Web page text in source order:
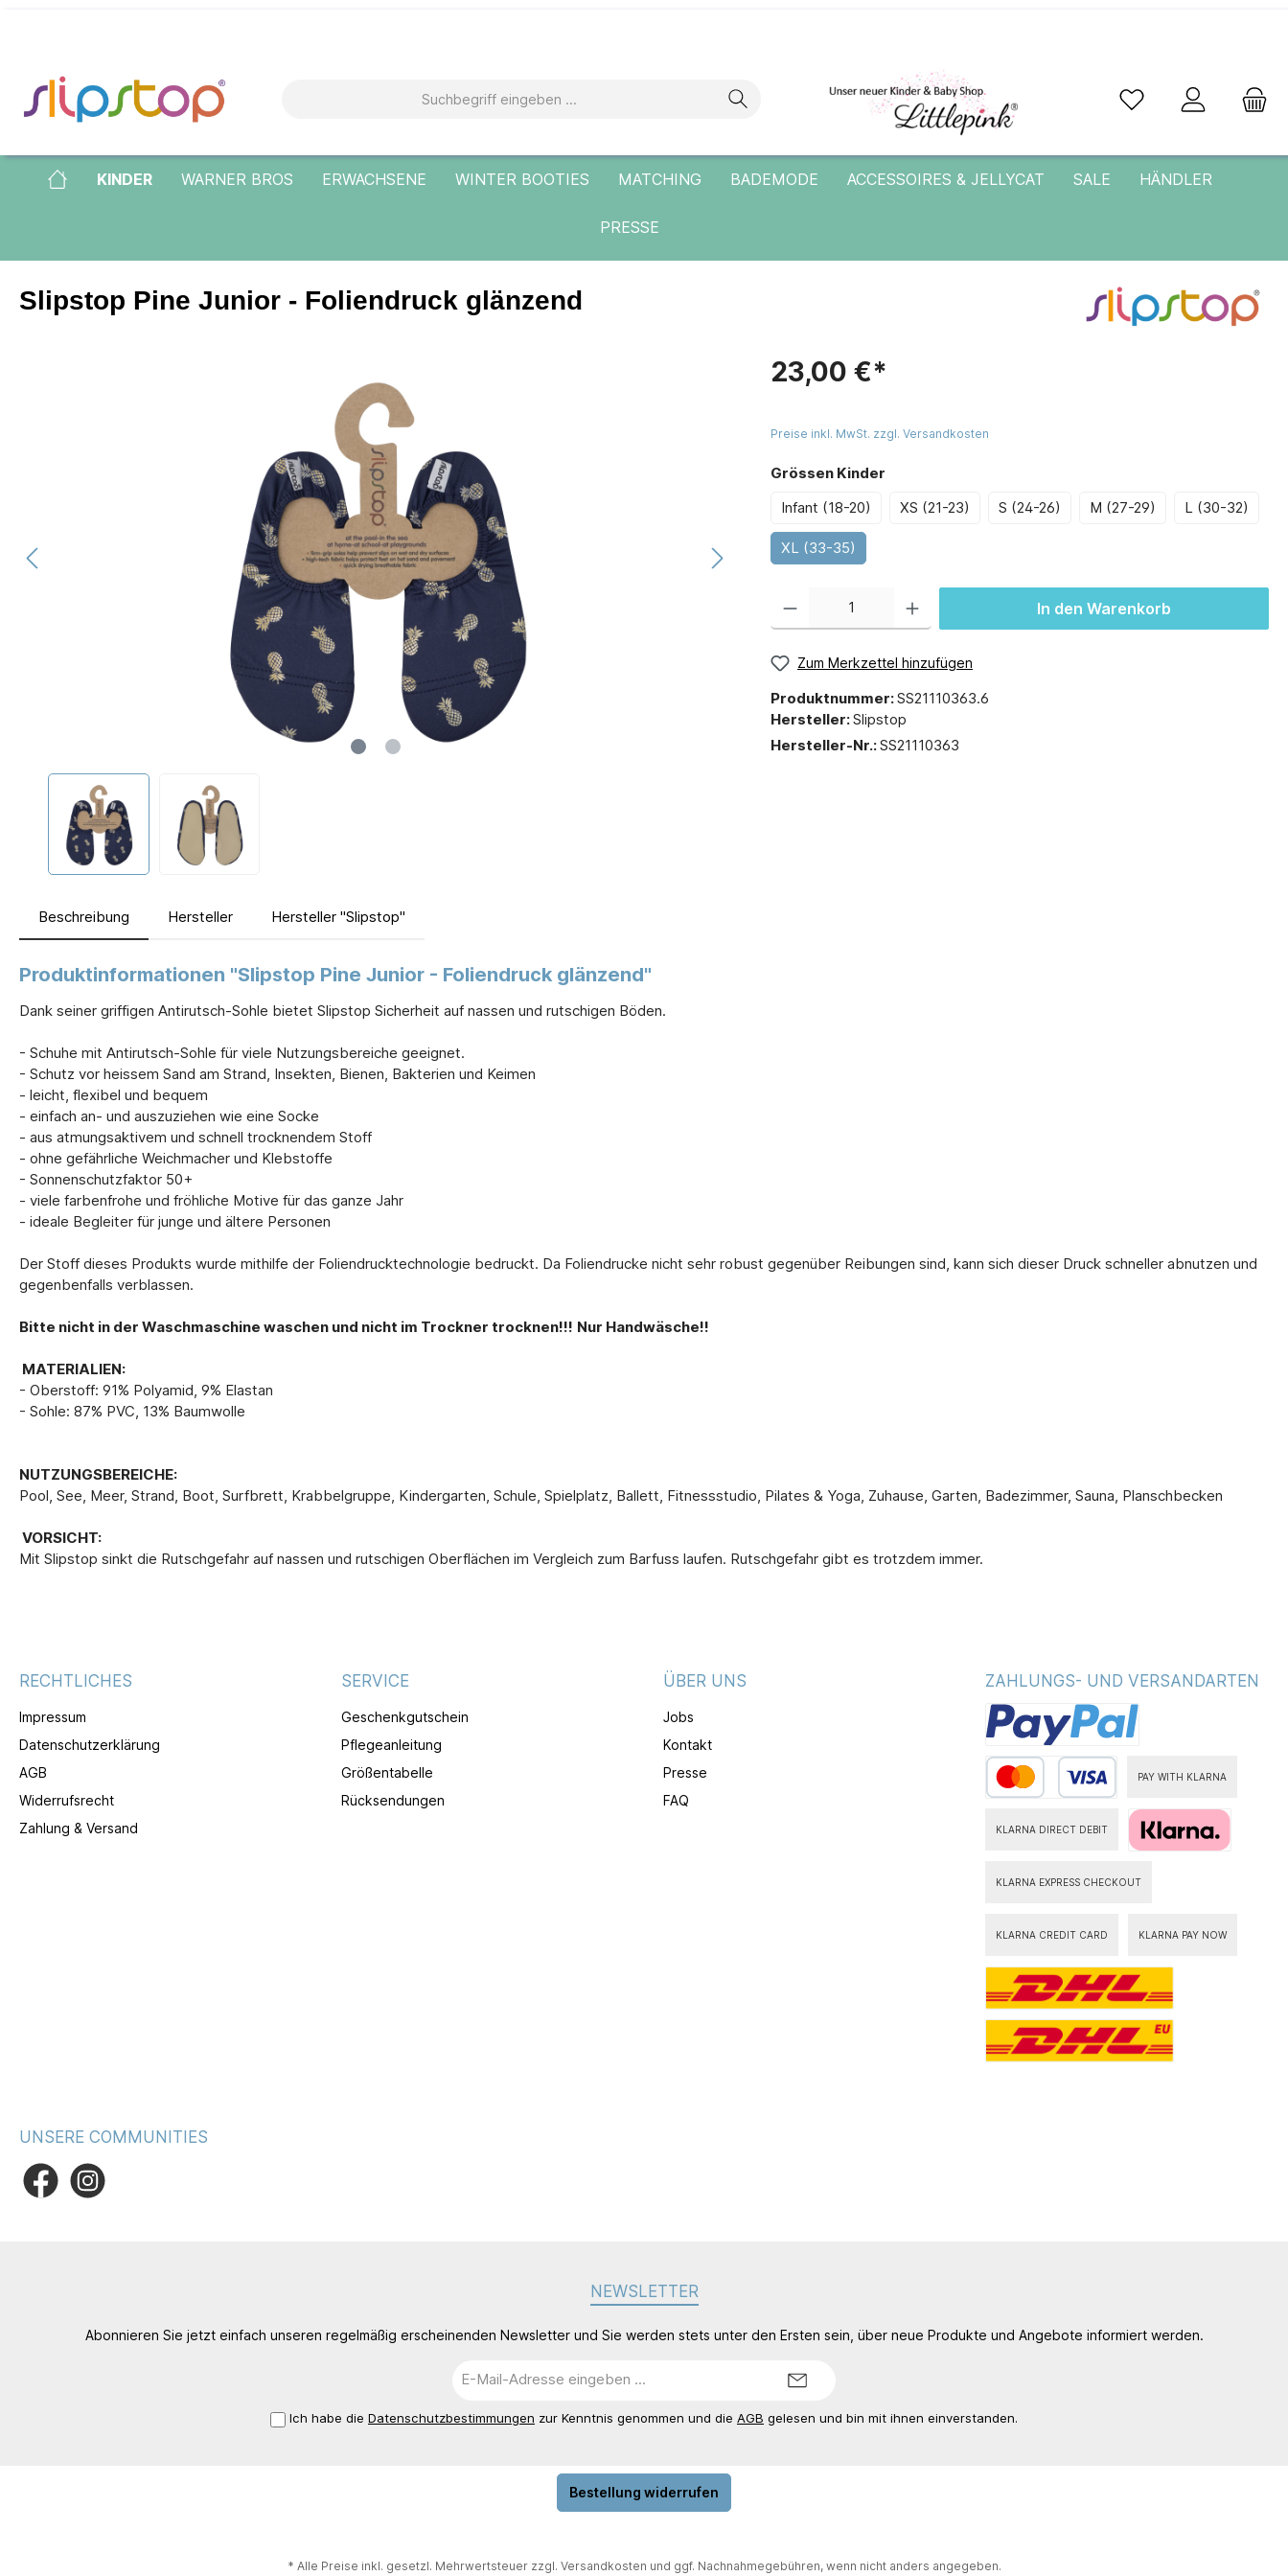
KINDER WARNER BROS ERWACHSENE WINTER BOOTIES MATCHING BADEMODE ACCESSOIRES & JELLYCAT SALE HÄNDLER
PRESSE
Slipstop Pine Junior - Foliendruck glänzend
23,00 €*
Preise inkl. MwSt. zzgl. Versandkosten
Grössen Kinder
Infant (18-20)
XS (21-23) S (24-26) M (27-29) L (30-32)
XL (33-35)
In den Warenkorb
Zum Merkzettel hinzufügen
Produktnummer:SS21110363.6
Hersteller:Slipstop
Hersteller-Nr.:SS21110363
Beschreibung Hersteller Hersteller "Slipstop"
Produktinformationen "Slipstop Pine Junior - Foliendruck glänzend"
Dank seiner griffigen Antirutsch-Sohle bietet Slipstop Sicherheit auf nassen und rutschigen Böden.
- Schuhe mit Antirutsch-Sohle für viele Nutzungsbereiche geeignet.
- Schutz vor heissem Sand am Strand, Insekten, Bienen, Bakterien und Keimen
- leicht, flexibel und bequem
- einfach an- und auszuziehen wie eine Socke
- aus atmungsaktivem und schnell trocknendem Stoff
- ohne gefährliche Weichmacher und Klebstoffe
- Sonnenschutzfaktor 50+
- viele farbenfrohe und fröhliche Motive für das ganze Jahr
- ideale Begleiter für junge und ältere Personen
Der Stoff dieses Produkts wurde mithilfe der Foliendrucktechnologie bedruckt. Da Foliendrucke nicht sehr robust gegenüber Reibungen sind, kann sich dieser Druck schneller abnutzen und
gegenbenfalls verblassen.
Bitte nicht in der Waschmaschine waschen und nicht im Trockner trocknen!!! Nur Handwäsche!!
MATERIALIEN:
- Oberstoff: 91% Polyamid, 9% Elastan
- Sohle: 87% PVC, 13% Baumwolle
NUTZUNGSBEREICHE:
Pool, See, Meer, Strand, Boot, Surfbrett, Krabbelgruppe, Kindergarten, Schule, Spielplatz, Ballett, Fitnessstudio, Pilates & Yoga, Zuhause, Garten, Badezimmer, Sauna, Planschbecken
VORSICHT:
Mit Slipstop sinkt die Rutschgefahr auf nassen und rutschigen Oberflächen im Vergleich zum Barfuss laufen. Rutschgefahr gibt es trotzdem immer.
RECHTLICHES
Impressum
Datenschutzerklärung
AGB
Widerrufsrecht
Zahlung & Versand
SERVICE
Geschenkgutschein
Pflegeanleitung
Größentabelle
Rücksendungen
ÜBER UNS
Jobs
Kontakt
Presse
FAQ
ZAHLUNGS- UND VERSANDARTEN
PAY WITH KLARNA
KLARNA DIRECT DEBIT
KLARNA EXPRESS CHECKOUT
KLARNA CREDIT CARD KLARNA PAY NOW
UNSERE COMMUNITIES
NEWSLETTER
Abonnieren Sie jetzt einfach unseren regelmäßig erscheinenden Newsletter und Sie werden stets unter den Ersten sein, über neue Produkte und Angebote informiert werden.
Mail-
Ich habe die Datenschutzbestimmungen zur Kenntnis genommen und die AGB gelesen und bin mit ihnen einverstanden.
Bestellung widerrufen
* Alle Preise inkl. gesetzl. Mehrwertsteuer zzgl. Versandkosten und ggf. Nachnahmegebühren, wenn nicht anders angegeben.